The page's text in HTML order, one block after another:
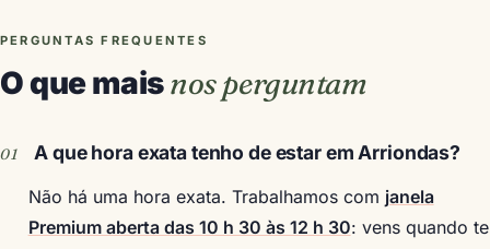
PERGUNTAS FREQUENTES
O que maisnos perguntam
A que hora exata tenho de estar em Arriondas?
Não há uma hora exata. Trabalhamos com janela
Premium aberta das 10 h 30 às 12 h 30: vens quando te